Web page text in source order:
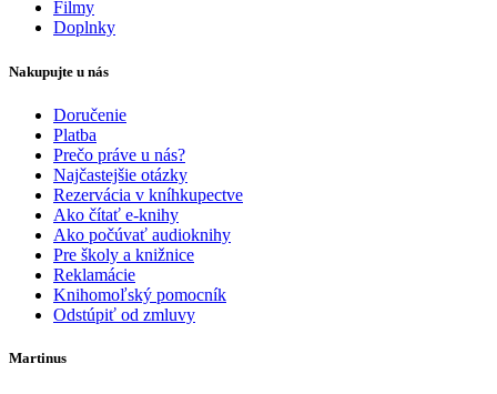
Filmy
Doplnky
Nakupujte u nás
Doručenie
Platba
Prečo práve u nás?
Najčastejšie otázky
Rezervácia v kníhkupectve
Ako čítať e-knihy
Ako počúvať audioknihy
Pre školy a knižnice
Reklamácie
Knihomoľský pomocník
Odstúpiť od zmluvy
Martinus